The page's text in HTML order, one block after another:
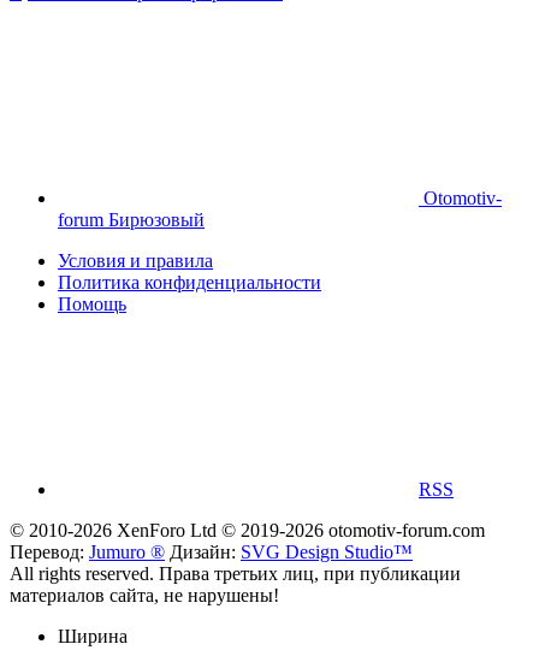
Otomotiv-
forum Бирюзовый
Условия и правила
Политика конфиденциальности
Помощь
RSS
© 2010-2026 XenForo Ltd © 2019-2026 otomotiv-forum.com
Перевод: Jumuro ® Дизайн: SVG Design Studio™
All rights reserved. Права третьих лиц, при публикации
материалов сайта, не нарушены!
Ширина